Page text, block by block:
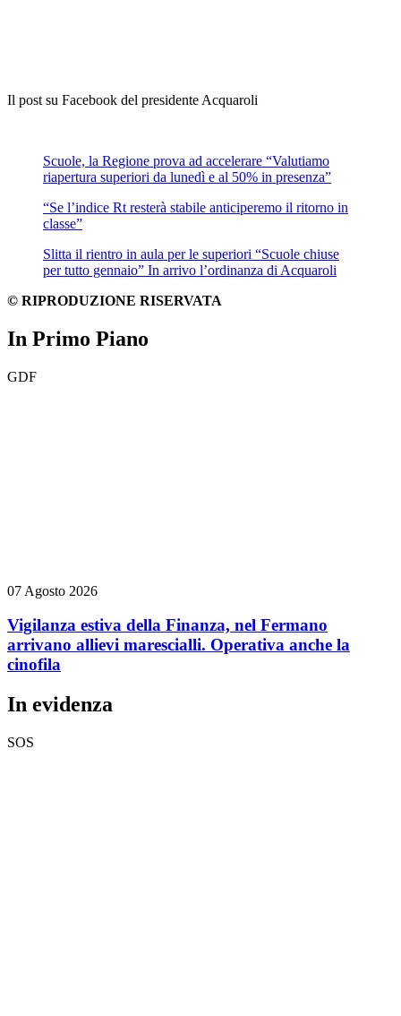
Il post su Facebook del presidente Acquaroli
Scuole, la Regione prova ad accelerare “Valutiamo
riapertura superiori da lunedì e al 50% in presenza”
“Se l’indice Rt resterà stabile anticiperemo il ritorno in
classe”
Slitta il rientro in aula per le superiori “Scuole chiuse
per tutto gennaio” In arrivo l’ordinanza di Acquaroli
© RIPRODUZIONE RISERVATA
In Primo Piano
GDF
07 Agosto 2026
Vigilanza estiva della Finanza, nel Fermano
arrivano allievi marescialli. Operativa anche la
cinofila
In evidenza
SOS